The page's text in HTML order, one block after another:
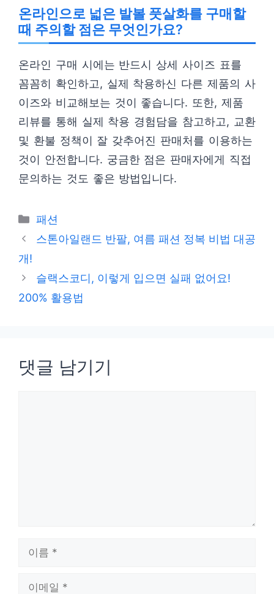
온라인으로 넓은 발볼 풋살화를 구매할
때 주의할 점은 무엇인가요?
온라인 구매 시에는 반드시 상세 사이즈 표를
꼼꼼히 확인하고, 실제 착용하신 다른 제품의 사
이즈와 비교해보는 것이 좋습니다. 또한, 제품
리뷰를 통해 실제 착용 경험담을 참고하고, 교환
및 환불 정책이 잘 갖추어진 판매처를 이용하는
것이 안전합니다. 궁금한 점은 판매자에게 직접
문의하는 것도 좋은 방법입니다.
카
테
패션
스톤아일랜드 반팔, 여름 패션 정복 비법 대공
개!
슬랙스코디, 이렇게 입으면 실패 없어요!
200% 활용법
댓글 남기기